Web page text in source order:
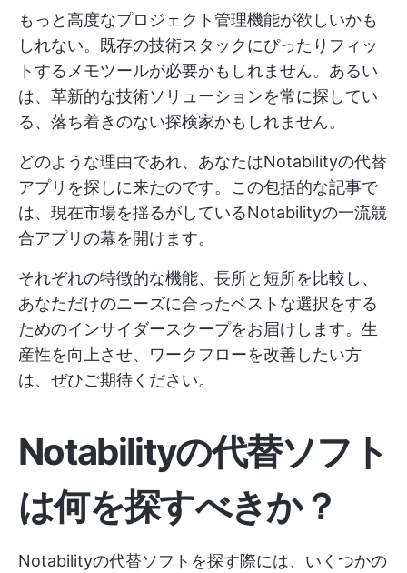
もっと高度なプロジェクト管理機能が欲しいかも
しれない。既存の技術スタックにぴったりフィッ
トするメモツールが必要かもしれません。あるい
は、革新的な技術ソリューションを常に探してい
る、落ち着きのない探検家かもしれません。
どのような理由であれ、あなたはNotabilityの代替
アプリを探しに来たのです。この包括的な記事で
は、現在市場を揺るがしているNotabilityの一流競
合アプリの幕を開けます。
それぞれの特徴的な機能、長所と短所を比較し、
あなただけのニーズに合ったベストな選択をする
ためのインサイダースクープをお届けします。生
産性を向上させ、ワークフローを改善したい方
は、ぜひご期待ください。
Notabilityの代替ソフト
は何を探すべきか？
Notabilityの代替ソフトを探す際には、いくつかの